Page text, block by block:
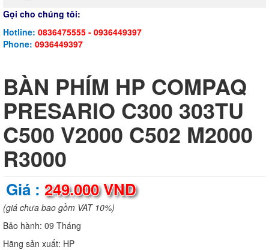
Gọi cho chúng tôi:
Hotline: 0836475555 - 0936449397
Phone: 0936449397
BÀN PHÍM HP COMPAQ
PRESARIO C300 303TU
C500 V2000 C502 M2000
R3000
Giá : 249.000 VND
(giá chưa bao gồm VAT 10%)
Bảo hành: 09 Tháng
Hãng sản xuất: HP